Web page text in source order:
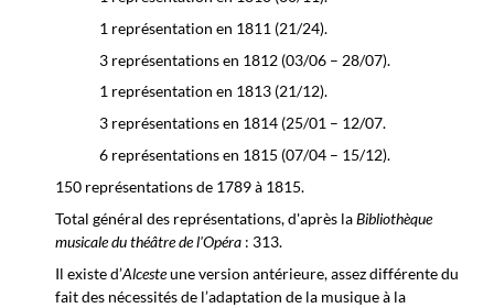
1 représentation en 1811 (21/24).
3 représentations en 1812 (03/06 – 28/07).
1 représentation en 1813 (21/12).
3 représentations en 1814 (25/01 – 12/07.
6 représentations en 1815 (07/04 – 15/12).
150 représentations de 1789 à 1815.
Total général des représentations, d'après laBibliothèque
musicale du théâtre de l'Opéra : 313.
Il existe d’Alcesteune version antérieure, assez différente du
fait des nécessités de l’adaptation de la musique à la